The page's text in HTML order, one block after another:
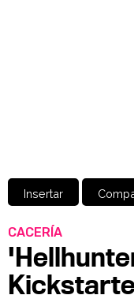
Insertar
CACERÍA